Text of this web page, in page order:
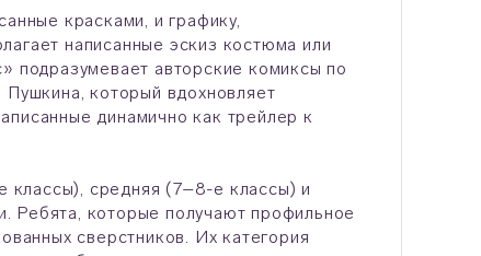
красками, и графику,
написанные эскиз костюма или
подразумевает авторские комиксы по
который вдохновляет
динамично как трейлер к
классы), средняя (7–8-е классы) и
Ребята, которые получают профильное
сверстников. Их категория